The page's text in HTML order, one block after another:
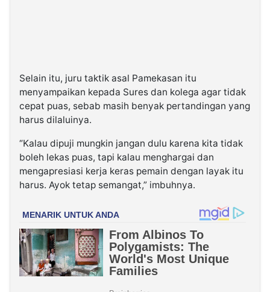
Selain itu, juru taktik asal Pamekasan itu
menyampaikan kepada Sures dan kolega agar tidak
cepat puas, sebab masih benyak pertandingan yang
harus dilaluinya.
“Kalau dipuji mungkin jangan dulu karena kita tidak
boleh lekas puas, tapi kalau menghargai dan
mengapresiasi kerja keras pemain dengan layak itu
harus. Ayok tetap semangat,” imbuhnya.